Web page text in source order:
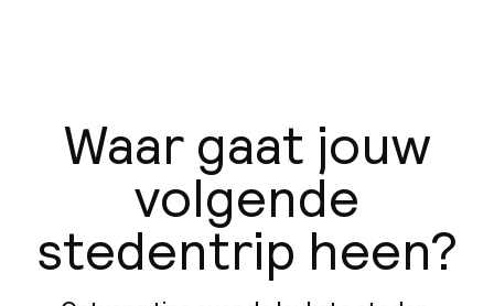
Waar gaat jouw
volgende
stedentrip heen?